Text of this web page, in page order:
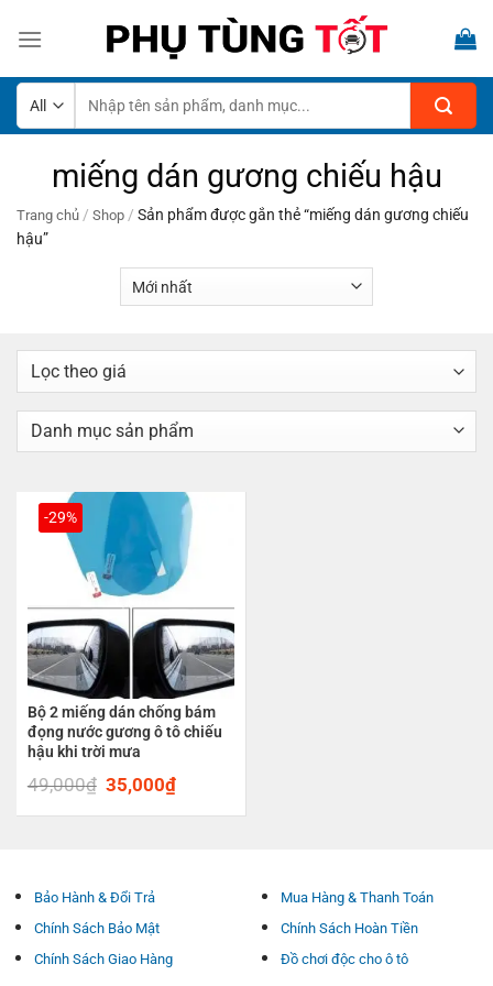
kiếm:
miếng dán gương chiếu hậu
Trang chủ / Shop / Sản phẩm được gắn thẻ “miếng dán gương chiếu
hậu”
-29%
Bộ 2 miếng dán chống bám
đọng nước gương ô tô chiếu
hậu khi trời mưa
49,000₫ Original
was:
35,000₫Current
is:
Bảo Hành & Đổi Trả
Chính Sách Bảo Mật
Chính Sách Giao Hàng
Mua Hàng & Thanh Toán
Chính Sách Hoàn Tiền
Đồ chơi độc cho ô tô